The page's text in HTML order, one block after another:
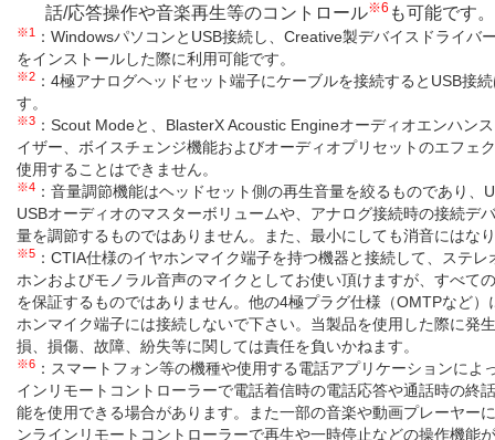
話/応答操作や音楽再生等のコントロール※6 も可能です。
※1
：WindowsパソコンとUSB接続し、Creative製デバイスドライバ
をインストールした際に利用可能です。
※2 ：4極アナログヘッドセット端子にケーブルを接続するとUSB接
す。
※3 ：Scout Modeと、BlasterX Acoustic Engineオーディオエンハン
イザー、ボイスチェンジ機能およびオーディオプリセットのエフェ
使用することはできません。
※4 ：音量調節機能はヘッドセット側の再生音量を絞るものであり、
USBオーディオのマスターボリュームや、アナログ接続時の接続デ
量を調節するものではありません。また、最小にしても消音にはな
※5 ：CTIA仕様のイヤホンマイク端子を持つ機器と接続して、ステレ
ホンおよびモノラル音声のマイクとしてお使い頂けますが、すべて
を保証するものではありません。他の4極プラグ仕様（OMTPなど）
ホンマイク端子には接続しないで下さい。当製品を使用した際に発
損、損傷、故障、紛失等に関しては責任を負いかねます。
※6 ：スマートフォン等の機種や使用する電話アプリケーションによ
インリモートコントローラーで電話着信時の電話応答や通話時の終
能を使用できる場合があります。また一部の音楽や動画プレーヤー
ンラインリモートコントローラーで再生や一時停止などの操作機能